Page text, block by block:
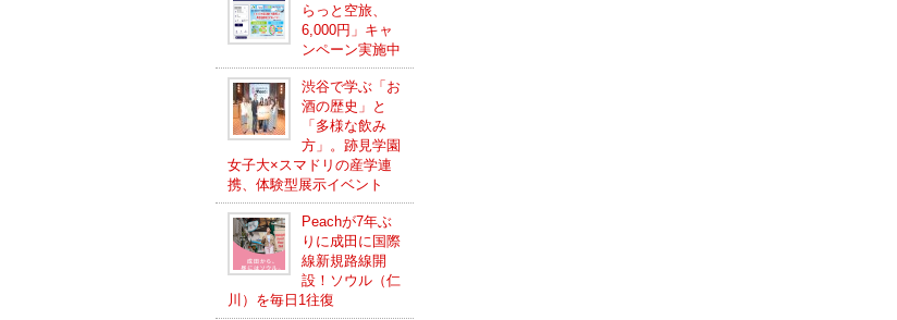
らっと空旅、
6,000円」キャ
ンペーン実施中
渋谷で学ぶ「お
酒の歴史」と
「多様な飲み
方」。跡見学園
女子大×スマドリの産学連
携、体験型展示イベント
Peachが7年ぶ
りに成田に国際
線新規路線開
設！ソウル（仁
川）を毎日1往復